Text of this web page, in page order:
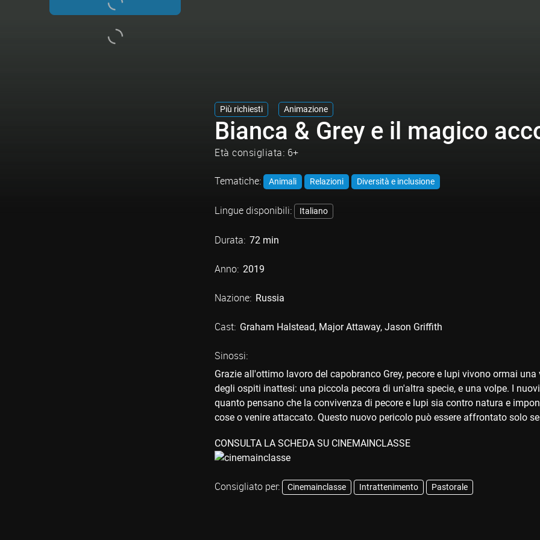
Più richiesti Animazione
Bianca & Grey e il magico
Età consigliata: 6+
Tematiche: Animali Relazioni Diversità e inclusione
Lingue disponibili: Italiano
Durata: 72 min
Anno: 2019
Nazione: Russia
Cast: Graham Halstead Major Attaway Jason Griffith
Sinossi:
Grazie all'ottimo lavoro del capobranco Grey, pecore e lupi vivono ormai
degli ospiti inattesi: una piccola pecora di un'altra specie, e una volpe. I
quanto pensano che la convivenza di pecore e lupi sia contro natura e
cose o venire attaccato. Questo nuovo pericolo può essere affrontato solo
CONSULTA LA SCHEDA SU CINEMAINCLASSE
Consigliato per: Cinemainclasse Intrattenimento Pastorale